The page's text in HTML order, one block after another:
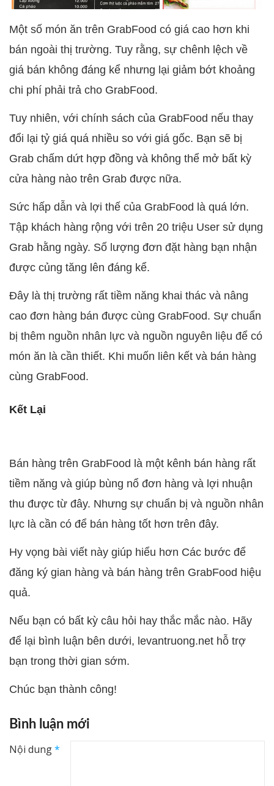
Một số món ăn trên GrabFood có giá cao hơn khi
bán ngoài thị trường. Tuy rằng, sự chênh lệch về
giá bán không đáng kể nhưng lại giảm bớt khoảng
chi phí phải trả cho GrabFood.
Tuy nhiên, với chính sách của GrabFood nếu thay
đổi lại tỷ giá quá nhiều so với giá gốc. Bạn sẽ bị
Grab chấm dứt hợp đồng và không thể mở bất kỳ
cửa hàng nào trên Grab được nữa.
Sức hấp dẫn và lợi thế của GrabFood là quá lớn.
Tập khách hàng rộng với trên 20 triệu User sử dụng
Grab hằng ngày. Số lượng đơn đặt hàng bạn nhận
được củng tăng lên đáng kể.
Đây là thị trường rất tiềm năng khai thác và nâng
cao đơn hàng bán được cùng GrabFood. Sự chuẩn
bị thêm nguồn nhân lực và nguồn nguyên liệu để có
món ăn là cần thiết. Khi muốn liên kết và bán hàng
cùng GrabFood.
Kết Lại
Bán hàng trên GrabFood là một kênh bán hàng rất
tiềm năng và giúp bùng nổ đơn hàng và lợi nhuận
thu được từ đây. Nhưng sự chuẩn bị và nguồn nhân
lực là cần có để bán hàng tốt hơn trên đây.
Hy vọng bài viết này giúp hiểu hơn Các bước để
đăng ký gian hàng và bán hàng trên GrabFood hiệu
quả.
Nếu bạn có bất kỳ câu hỏi hay thắc mắc nào. Hãy
để lại bình luận bên dưới, levantruong.net hỗ trợ
bạn trong thời gian sớm.
Chúc bạn thành công!
Bình luận mới
Nội dung*